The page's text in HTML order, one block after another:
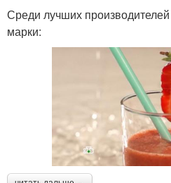
Среди лучших
марки: